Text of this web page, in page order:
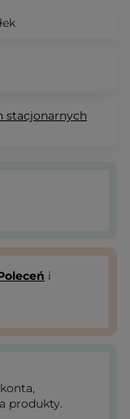
stacjonarnych
i
produkty.